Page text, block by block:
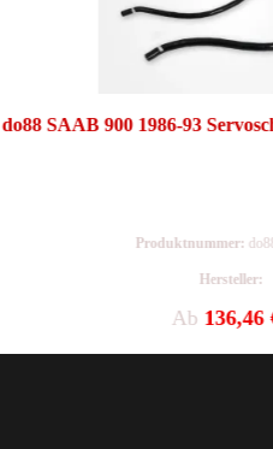
do88 SAAB 900 1986-93
Produktnummer:
Hersteller:
Ab 136,46